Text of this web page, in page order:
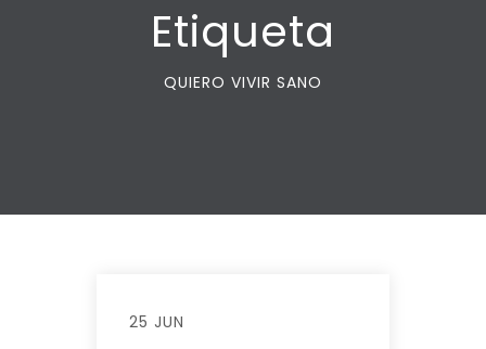
Etiqueta
QUIERO VIVIR SANO
25 JUN